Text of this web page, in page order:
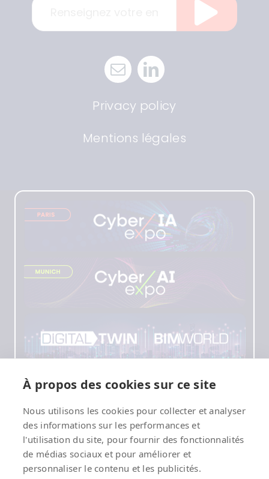
Privacy policy
Mentions légales
À propos des cookies sur ce site
Nous utilisons les cookies pour collecter et analyser
des informations sur les performances et
l'utilisation du site, pour fournir des fonctionnalités
de médias sociaux et pour améliorer et
personnaliser le contenu et les publicités.